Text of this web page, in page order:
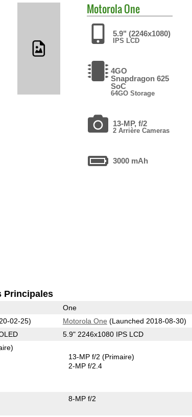
MotorolaOne
5.9" (2246x1080)
IPS LCD
4GO
Snapdragon 625
SoC
64GO Storage
13-MP, f/2
2 Arrière Cameras
3000 mAh
Principales
One
02-25) Motorola One (Launched 2018-08-30)
5.9" 2246x1080 IPS LCD
13-MP f/2(Primaire)
2-MP f/2.4
8-MP f/2